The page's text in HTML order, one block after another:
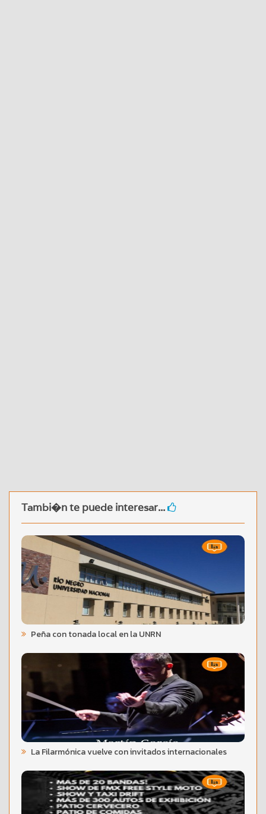
Tambi�n te puede interesar...
Peña con tonada local en la UNRN
La Filarmónica vuelve con invitados internacionales